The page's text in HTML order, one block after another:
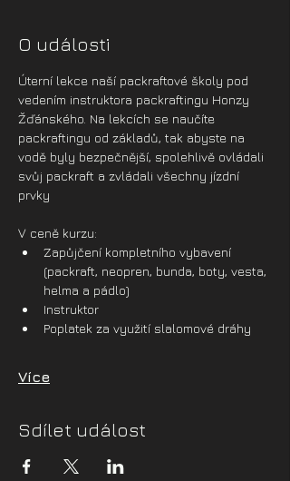
O události
Úterní lekce naší packraftové školy pod
vedením instruktora packraftingu Honzy
Žďánského. Na lekcích se naučíte
packraftingu od základů, tak abyste na
vodě byly bezpečnější, spolehlivě ovládali
svůj packraft a zvládali všechny jízdní
prvky
V ceně kurzu:
Zapůjčení kompletního vybavení
(packraft, neopren, bunda, boty, vesta,
helma a pádlo)
Instruktor
Poplatek za využití slalomové dráhy
Více
Sdílet událost